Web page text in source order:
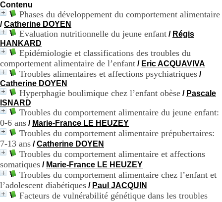
Contenu
Phases du développement du comportement alimentaire
/Catherine DOYEN
Evaluation nutritionnelle du jeune enfant / Régis
HANKARD
Epidémiologie et classifications des troubles du
comportement alimentaire de l’enfant / Eric ACQUAVIVA
Troubles alimentaires et affections psychiatriques /
Catherine DOYEN
Hyperphagie boulimique chez l’enfant obèse / Pascale
ISNARD
Troubles du comportement alimentaire du jeune enfant:
0-6 ans / Marie-France LE HEUZEY
Troubles du comportement alimentaire prépubertaires:
7-13 ans /Catherine DOYEN
Troubles du comportement alimentaire et affections
somatiques / Marie-France LE HEUZEY
Troubles du comportement alimentaire chez l’enfant et
l’adolescent diabétiques / Paul JACQUIN
Facteurs de vulnérabilité génétique dans les troubles
d
i
e
l
-
9
7
7
B
R
O
N
H
o
r
a